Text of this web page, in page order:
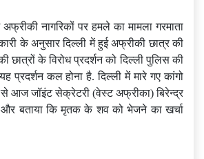
अफ्रीकी नागरिकों पर हमले का मामला गरमाता
के अनुसार दिल्ली में हुई अफ्रीकी छात्र की
छात्रों के विरोध प्रदर्शन को दिल्ली पुलिस की
प्रदर्शन कल होना है. दिल्ली में मारे गए कांगो
से आज जॉइंट सेक्रेटरी (वेस्ट अफ्रीका) बिरेन्द्र
और बताया कि मृतक के शव को भेजने का खर्चा